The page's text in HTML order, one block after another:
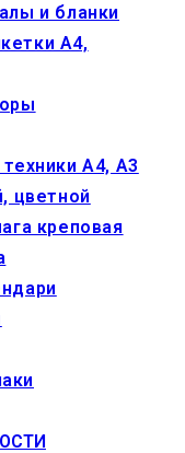
и бланки
А4,
А4, А3
цветной
креповая